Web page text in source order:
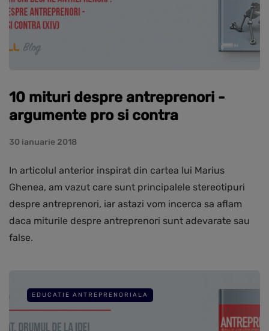
10 mituri despre antreprenori -
argumente pro si contra
30 ianuarie 2018
In articolul anterior inspirat din cartea lui Marius
Ghenea, am vazut care sunt principalele stereotipuri
despre antreprenori, iar astazi vom incerca sa aflam
daca miturile despre antreprenori sunt adevarate sau
false.
EDUCATIE ANTREPRENORIALA